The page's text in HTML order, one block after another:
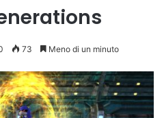
73 Meno di un minuto